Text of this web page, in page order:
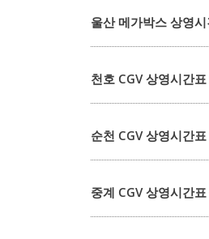
울산 메가박스 상영
천호 CGV 상영시간
순천 CGV 상영시간
중계 CGV 상영시간